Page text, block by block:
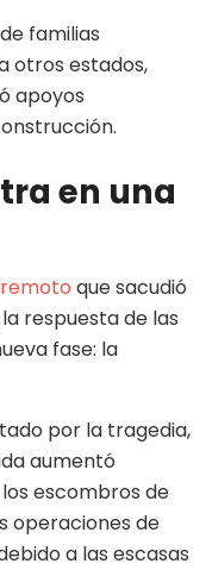
familias
otros estados,
apoyos
en una
que sacudió
respuesta de las
fase: la
por la tragedia,
aumentó
escombros de
operaciones de
a las escasas